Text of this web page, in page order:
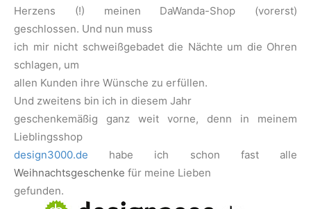
Herzens (!) meinen DaWanda-Shop (vorerst)
geschlossen. Und nun muss
ich mir nicht schweißgebadet die Nächte um die Ohren
schlagen, um
allen Kunden ihre Wünsche zu erfüllen.
Und zweitens bin ich in diesem Jahr
geschenkemäßig ganz weit vorne, denn in meinem
Lieblingsshop
design3000.de habe ich schon fast alle
Weihnachtsgeschenke für meine Lieben
gefunden.